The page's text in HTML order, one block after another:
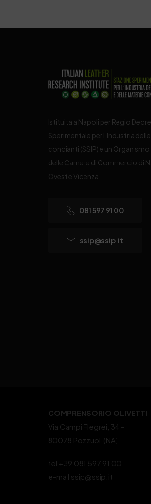
Istituita a Napoli per Regio
Sperimentale per l’Industria delle
concianti (SSIP) è un Organismo
delle Camere di Commercio di
Ovest e Vicenza.
081 597 91 00
ssip@ssip.it
COMPRENSORIO OLIVETTI
Via Campi Flegrei, 34 –
80078 Pozzuoli (NA)
tel +39 081 597 91 00
e-mail ssip@ssip.it